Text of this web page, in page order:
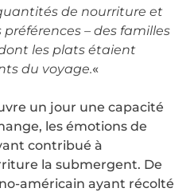
de nourriture et
préférences – des familles
les plats étaient
du voyage.«
un jour une capacité
les émotions de
contribué à
la submergent. De
américain ayant récolté